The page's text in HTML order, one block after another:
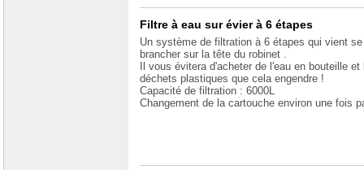
Filtre à eau sur évier à 6 étapes
Un système de filtration à 6 étapes qui vient se
brancher sur la tête du robinet .
Il vous évitera d'acheter de l'eau en bouteille et
déchets plastiques que cela engendre !
Capacité de filtration : 6000L
Changement de la cartouche environ une fois